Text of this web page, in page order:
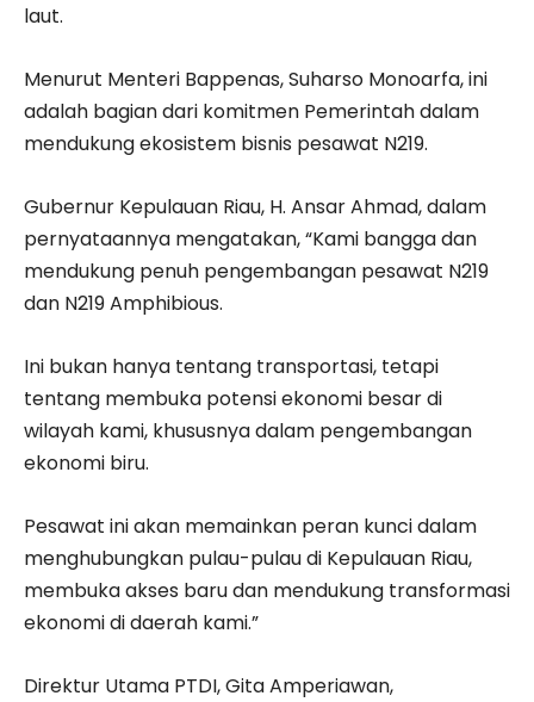
laut.
Menurut Menteri Bappenas, Suharso Monoarfa, ini
adalah bagian dari komitmen Pemerintah dalam
mendukung ekosistem bisnis pesawat N219.
Gubernur Kepulauan Riau, H. Ansar Ahmad, dalam
pernyataannya mengatakan, “Kami bangga dan
mendukung penuh pengembangan pesawat N219
dan N219 Amphibious.
Ini bukan hanya tentang transportasi, tetapi
tentang membuka potensi ekonomi besar di
wilayah kami, khususnya dalam pengembangan
ekonomi biru.
Pesawat ini akan memainkan peran kunci dalam
menghubungkan pulau-pulau di Kepulauan Riau,
membuka akses baru dan mendukung transformasi
ekonomi di daerah kami.”
Direktur Utama PTDI, Gita Amperiawan,